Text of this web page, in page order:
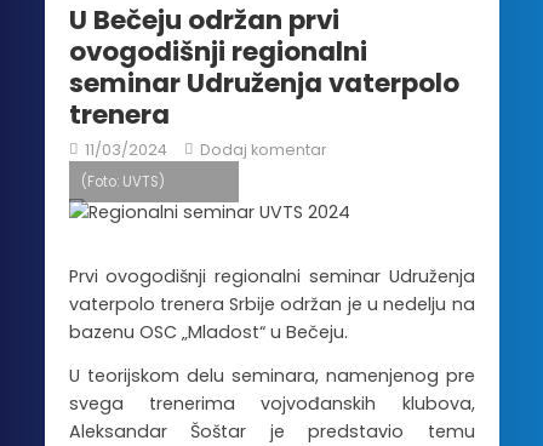
U Bečeju održan prvi
ovogodišnji regionalni
seminar Udruženja vaterpolo
trenera
11/03/2024 Dodaj komentar
(Foto: UVTS)
Prvi ovogodišnji regionalni seminar Udruženja
vaterpolo trenera Srbije održan je u nedelju na
bazenu OSC „Mladost“ u Bečeju.
U teorijskom delu seminara, namenjenog pre
svega trenerima vojvođanskih klubova,
Aleksandar Šoštar je predstavio temu